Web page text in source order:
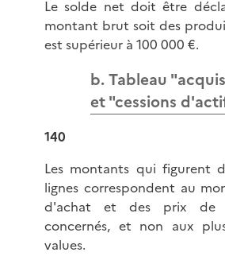
Le solde net doit être
montant brut soit des
est supérieur à 100 000 €.
b. Tableau
et "cessions
140
Les montants qui figurent
lignes correspondent au
d'achat et des prix de
concernés, et non aux
values.